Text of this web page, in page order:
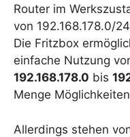
Router im
von 192.168.178.0/
Die Fritzbox
einfache Nutzung
192.168.178.0 bis
Menge
Allerdings stehen